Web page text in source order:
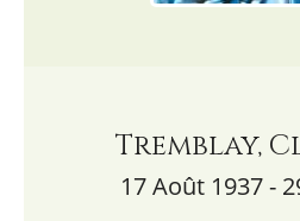
Tremblay,
17 Août 1937 -